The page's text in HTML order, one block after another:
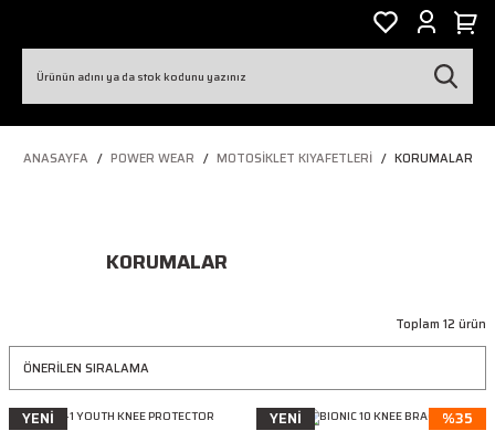
ANASAYFA POWER WEAR MOTOSIKLET KIYAFETLERI KORUMALAR
KORUMALAR
Toplam 12 ürün
YENİ YENİ %35